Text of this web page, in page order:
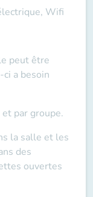
Wifi
peut être
a besoin
par groupe.
la salle et les
des
ouvertes